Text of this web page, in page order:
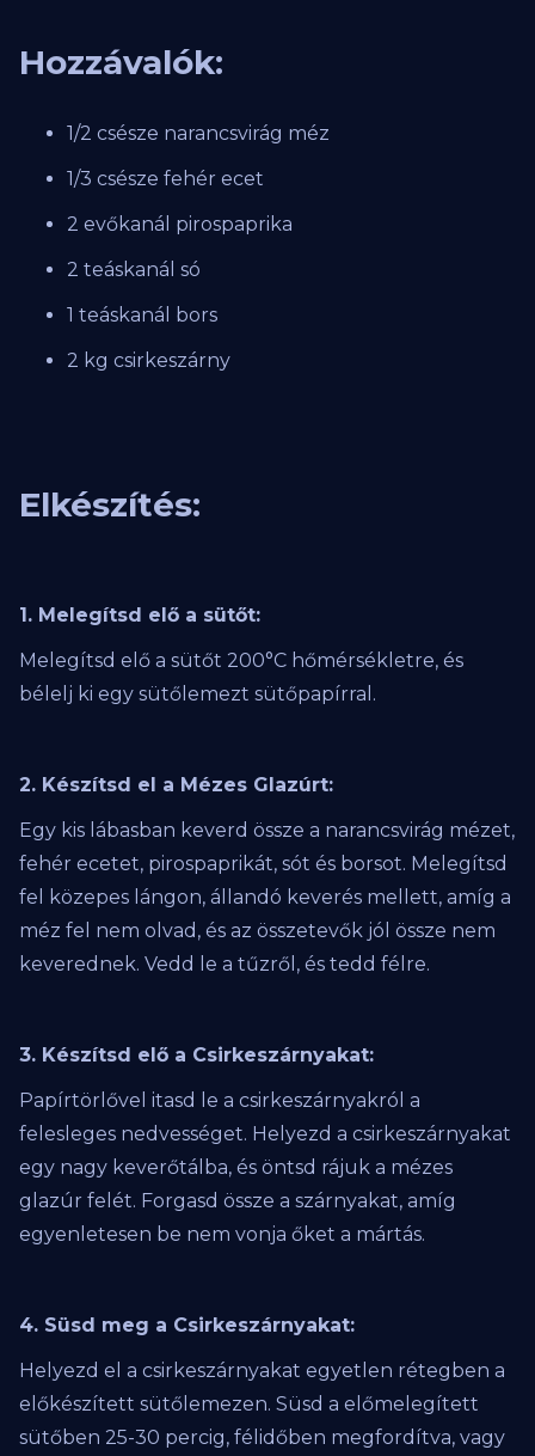
Hozzávalók:
1/2 csésze narancsvirág méz
1/3 csésze fehér ecet
2 evőkanál pirospaprika
2 teáskanál só
1 teáskanál bors
2 kg csirkeszárny
Elkészítés:
1. Melegítsd elő a sütőt:
Melegítsd elő a sütőt 200°C hőmérsékletre, és
bélelj ki egy sütőlemezt sütőpapírral.
2. Készítsd el a Mézes Glazúrt:
Egy kis lábasban keverd össze a narancsvirág mézet,
fehér ecetet, pirospaprikát, sót és borsot. Melegítsd
fel közepes lángon, állandó keverés mellett, amíg a
méz fel nem olvad, és az összetevők jól össze nem
keverednek. Vedd le a tűzről, és tedd félre.
3. Készítsd elő a Csirkeszárnyakat:
Papírtörlővel itasd le a csirkeszárnyakról a
felesleges nedvességet. Helyezd a csirkeszárnyakat
egy nagy keverőtálba, és öntsd rájuk a mézes
glazúr felét. Forgasd össze a szárnyakat, amíg
egyenletesen be nem vonja őket a mártás.
4. Süsd meg a Csirkeszárnyakat:
Helyezd el a csirkeszárnyakat egyetlen rétegben a
előkészített sütőlemezen. Süsd a előmelegített
sütőben 25-30 percig, félidőben megfordítva, vagy